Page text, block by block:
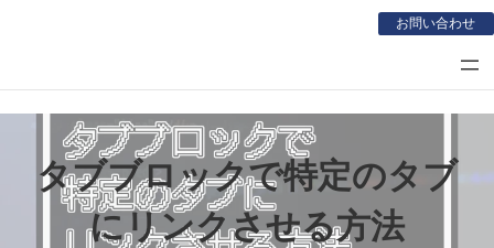
ス
キ
お問い合わせ
タブブロックで特定のタブ
にリンクさせる方法